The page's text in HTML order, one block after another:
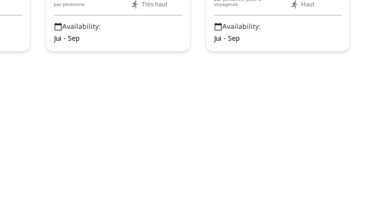
par personne
Très haut
Availability:
Jui - Sep
voyageurs
Haut
Availability:
Jui - Sep